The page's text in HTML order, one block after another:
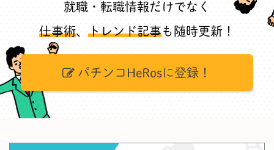
就職・転職情報だけでなく
仕事術、 トレンド記事も随時更新！
パチンコHeRosに登録！